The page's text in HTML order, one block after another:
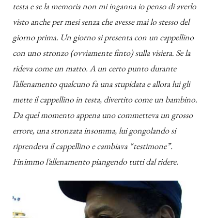
testa e se la memoria non mi inganna io penso di averlo
visto anche per mesi senza che avesse mai lo stesso del
giorno prima. Un giorno si presenta con un cappellino
con uno stronzo (ovviamente finto) sulla visiera. Se la
rideva come un matto. A un certo punto durante
l’allenamento qualcuno fa una stupidata e allora lui gli
mette il cappellino in testa, divertito come un bambino.
Da quel momento appena uno commetteva un grosso
errore, una stronzata insomma, lui gongolando si
riprendeva il cappellino e cambiava “testimone”.
Finimmo l’allenamento piangendo tutti dal ridere.